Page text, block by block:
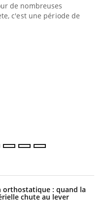
de nombreuses
c'est une période de
orthostatique : quand la
chute au lever